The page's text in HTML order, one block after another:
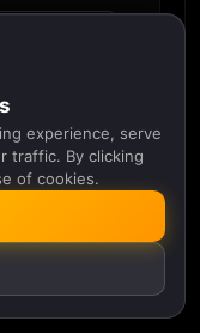
experience, serve
traffic. By clicking
of cookies.